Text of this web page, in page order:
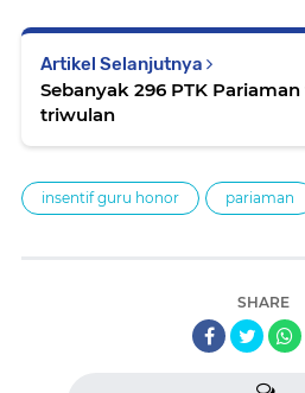
Artikel Selanjutnya
Sebanyak 296 PTK
triwulan
insentif guru honor pariaman
SHARE